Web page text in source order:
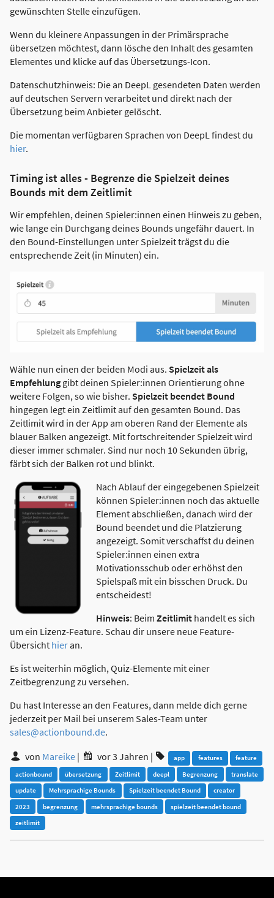
gewünschten Stelle einzufügen.
Wenn du kleinere Anpassungen in der Primärsprache
übersetzen möchtest, dann lösche den Inhalt des gesamten
Elementes und klicke auf das Übersetzungs-Icon.
Datenschutzhinweis: Die an DeepL gesendeten Daten werden
auf deutschen Servern verarbeitet und direkt nach der
Übersetzung beim Anbieter gelöscht.
Die momentan verfügbaren Sprachen von DeepL findest du
hier.
Timing ist alles - Begrenze die Spielzeit deines
Bounds mit dem Zeitlimit
Wir empfehlen, deinen Spieler:innen einen Hinweis zu geben,
wie lange ein Durchgang deines Bounds ungefähr dauert. In
den Bound-Einstellungen unter Spielzeit trägst du die
entsprechende Zeit (in Minuten) ein.
Wähle nun einen der beiden Modi aus. Spielzeit als
Empfehlung gibt deinen Spieler:innen Orientierung ohne
weitere Folgen, so wie bisher. Spielzeit beendet Bound
hingegen legt ein Zeitlimit auf den gesamten Bound. Das
Zeitlimit wird in der App am oberen Rand der Elemente als
blauer Balken angezeigt. Mit fortschreitender Spielzeit wird
dieser immer schmaler. Sind nur noch 10 Sekunden übrig,
färbt sich der Balken rot und blinkt.
Nach Ablauf der eingegebenen Spielzeit
können Spieler:innen noch das aktuelle
Element abschließen, danach wird der
Bound beendet und die Platzierung
angezeigt. Somit verschaffst du deinen
Spieler:innen einen extra
Motivationsschub oder erhöhst den
Spielspaß mit ein bisschen Druck. Du
entscheidest!
Hinweis: Beim Zeitlimithandelt es sich
um ein Lizenz-Feature. Schau dir unsere neue Feature-
Übersicht hieran.
Es ist weiterhin möglich, Quiz-Elemente mit einer
Zeitbegrenzung zu versehen.
Du hast Interesse an den Features, dann melde dich gerne
jederzeit per Mail bei unserem Sales-Team unter
sales@actionbound.de.
von Mareike | vor 3 Jahren | app features
feature
actionbound
übersetzung Zeitlimit deepl Begrenzung
translate
update
Mehrsprachige Bounds Spielzeit beendet Bound
creator
2023
begrenzung mehrsprachige bounds
spielzeit beendet bound
zeitlimit